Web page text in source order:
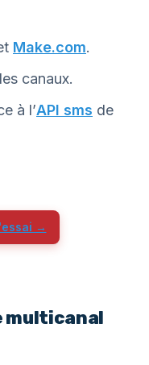
Make.com.
canaux.
à l’API sms de
→
multicanal